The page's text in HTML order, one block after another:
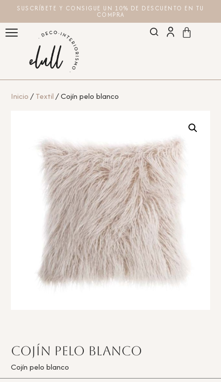
SUSCRÍBETE Y CONSIGUE UN 10% DE DESCUENTO EN TU
COMPRA
Inicio/Textil/ Cojín pelo blanco
Cojín pelo blanco
Cojín pelo blanco